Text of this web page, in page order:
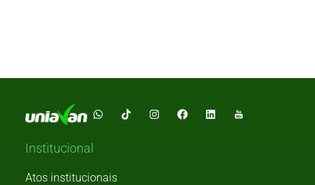
Institucional
Atos institucionais